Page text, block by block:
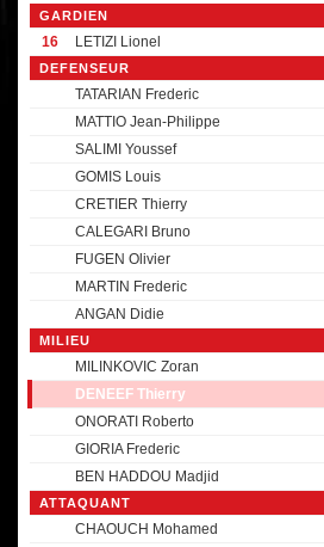
GARDIEN
16 LETIZI Lionel
DEFENSEUR
TATARIAN Frederic
MATTIO Jean-Philippe
SALIMI Youssef
GOMIS Louis
CRETIER Thierry
CALEGARI Bruno
FUGEN Olivier
MARTIN Frederic
ANGAN Didie
MILIEU
MILINKOVIC Zoran
DENEEF Thierry
ONORATI Roberto
GIORIA Frederic
BEN HADDOU Madjid
ATTAQUANT
CHAOUCH Mohamed